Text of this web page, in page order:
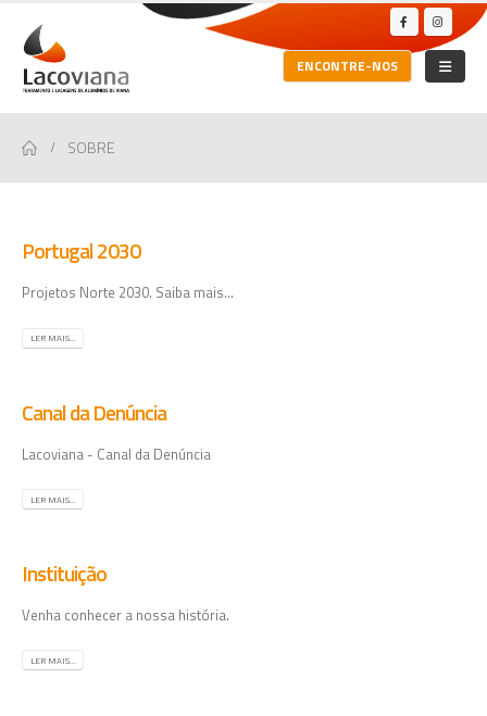
ENCONTRE-NOS
SOBRE
Portugal 2030
Projetos Norte 2030. Saiba mais...
LER MAIS...
Canal da Denúncia
Lacoviana - Canal da Denúncia
LER MAIS...
Instituição
Venha conhecer a nossa história.
LER MAIS...